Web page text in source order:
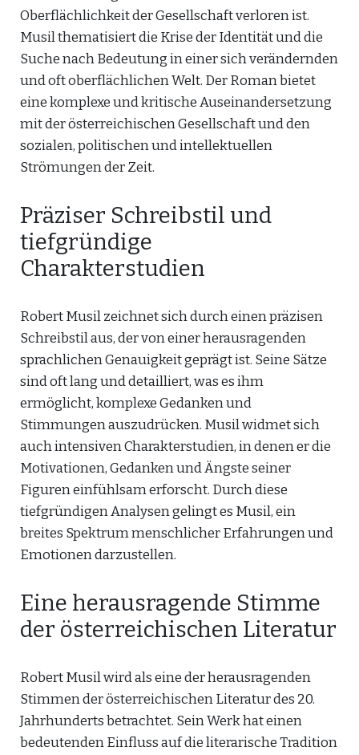
Oberflächlichkeit der Gesellschaft verloren ist.
Musil thematisiert die Krise der Identität und die
Suche nach Bedeutung in einer sich verändernden
und oft oberflächlichen Welt. Der Roman bietet
eine komplexe und kritische Auseinandersetzung
mit der österreichischen Gesellschaft und den
sozialen, politischen und intellektuellen
Strömungen der Zeit.
Präziser Schreibstil und
tiefgründige
Charakterstudien
Robert Musil zeichnet sich durch einen präzisen
Schreibstil aus, der von einer herausragenden
sprachlichen Genauigkeit geprägt ist. Seine Sätze
sind oft lang und detailliert, was es ihm
ermöglicht, komplexe Gedanken und
Stimmungen auszudrücken. Musil widmet sich
auch intensiven Charakterstudien, in denen er die
Motivationen, Gedanken und Ängste seiner
Figuren einfühlsam erforscht. Durch diese
tiefgründigen Analysen gelingt es Musil, ein
breites Spektrum menschlicher Erfahrungen und
Emotionen darzustellen.
Eine herausragende Stimme
der österreichischen Literatur
Robert Musil wird als eine der herausragenden
Stimmen der österreichischen Literatur des 20.
Jahrhunderts betrachtet. Sein Werk hat einen
bedeutenden Einfluss auf die literarische Tradition